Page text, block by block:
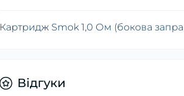
Картридж Smok 1,0 Ом (бокова
Відгуки